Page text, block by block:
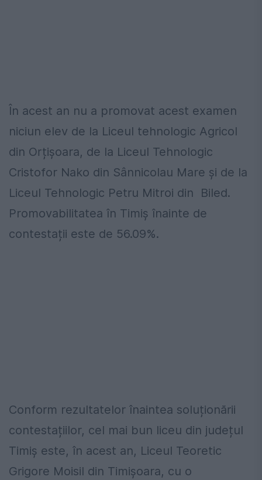
În acest an nu a promovat acest examen
niciun elev de la Liceul tehnologic Agricol
din Orțișoara, de la Liceul Tehnologic
Cristofor Nako din Sânnicolau Mare și de la
Liceul Tehnologic Petru Mitroi din Biled.
Promovabilitatea în Timiș înainte de
contestații este de 56.09%.
Conform rezultatelor înaintea soluționării
contestațiilor, cel mai bun liceu din județul
Timiș este, în acest an, Liceul Teoretic
Grigore Moisil din Timișoara, cu o